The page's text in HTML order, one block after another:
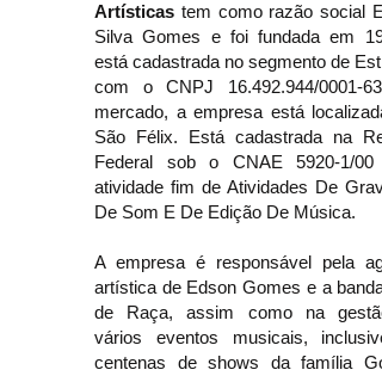
Artísticas tem como razão social
Silva Gomes e foi fundada em
está cadastrada no segmento de
com o CNPJ 16.492.944/0001-
mercado, a empresa está
São Félix. Está cadastrada na
Federal sob o CNAE 5920-1/00
atividade fim de Atividades De
De Som E De Edição De Música.
A empresa é responsável pela
artística de Edson Gomes e a banda
de Raça, assim como na
vários eventos musicais,
centenas de shows da família